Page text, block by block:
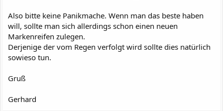
Also bitte keine Panikmache. Wenn man das beste haben
will, sollte man sich allerdings schon einen neuen
Markenreifen zulegen.
Derjenige der vom Regen verfolgt wird sollte dies natürlich
sowieso tun.
Gruß
Gerhard